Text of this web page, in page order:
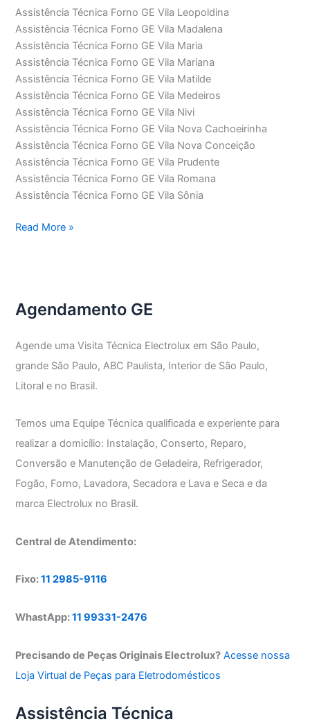
Assistência Técnica Forno GE Vila Leopoldina
Assistência Técnica Forno GE Vila Madalena
Assistência Técnica Forno GE Vila Maria
Assistência Técnica Forno GE Vila Mariana
Assistência Técnica Forno GE Vila Matilde
Assistência Técnica Forno GE Vila Medeiros
Assistência Técnica Forno GE Vila Nivi
Assistência Técnica Forno GE Vila Nova Cachoeirinha
Assistência Técnica Forno GE Vila Nova Conceição
Assistência Técnica Forno GE Vila Prudente
Assistência Técnica Forno GE Vila Romana
Assistência Técnica Forno GE Vila Sônia
Assistência
Read More »
Agendamento GE
Agende uma Visita Técnica Electrolux em São Paulo,
grande São Paulo, ABC Paulista, Interior de São Paulo,
Litoral e no Brasil.
Temos uma Equipe Técnica qualificada e experiente para
realizar a domicílio: Instalação, Conserto, Reparo,
Conversão e Manutenção de Geladeira, Refrigerador,
Fogão, Forno, Lavadora, Secadora e Lava e Seca e da
marca Electrolux no Brasil.
Central de Atendimento:
Fixo:11 2985-9116
WhastApp:11 99331-2476
Precisando de Peças Originais Electrolux? Acesse nossa
Loja Virtual de Peças para Eletrodomésticos
Assistência Técnica